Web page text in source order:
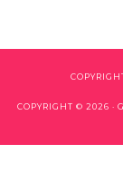
COPYRIGHT © 2026 ·